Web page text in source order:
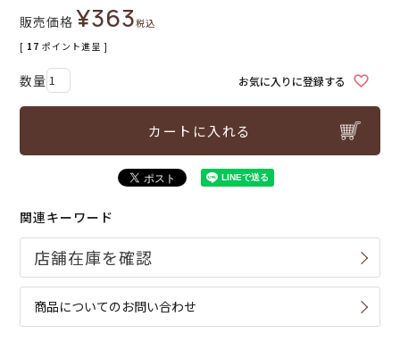
販売価格 ¥363税込
[ 17 ポイント進呈 ]
お気に入りに登録する
カートに入れる
関連キーワード
商品についてのお問い合わせ